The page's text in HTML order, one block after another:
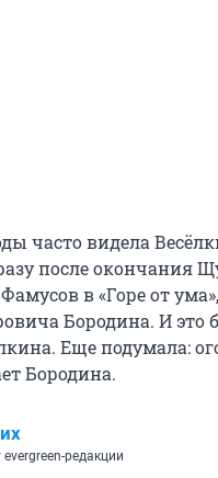
часто видела
после окончания
в «Горе от
Бородина. И это
Еще подумала:
Бородина.
редакции